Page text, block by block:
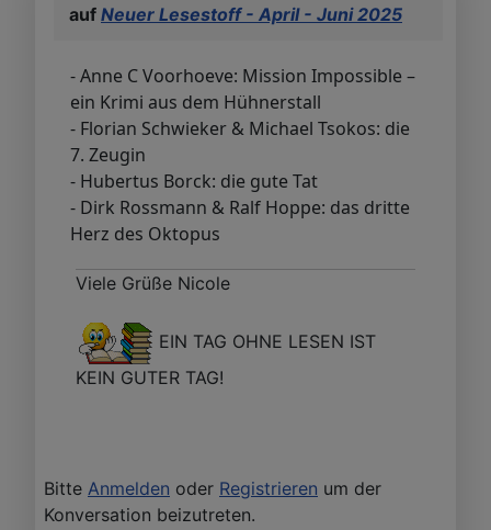
auf Neuer Lesestoff - April - Juni 2025
- Anne C Voorhoeve: Mission Impossible –
ein Krimi aus dem Hühnerstall
- Florian Schwieker & Michael Tsokos: die
7. Zeugin
- Hubertus Borck: die gute Tat
- Dirk Rossmann & Ralf Hoppe: das dritte
Herz des Oktopus
Viele Grüße Nicole
EIN TAG OHNE LESEN IST
KEIN GUTER TAG!
Bitte Anmelden oder Registrieren um der
Konversation beizutreten.